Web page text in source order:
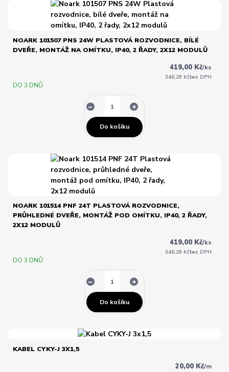
NOARK 101507 PNS 24W PLASTOVÁ ROZVODNICE, BÍLÉ
DVEŘE, MONTÁŽ NA OMÍTKU, IP40, 2 ŘADY, 2X12 MODULŮ
419,00 Kč/ks
346,28 Kčbez DPH
DO 3 DNŮ
Do košíku
NOARK 101514 PNF 24T PLASTOVÁ ROZVODNICE,
PRŮHLEDNÉ DVEŘE, MONTÁŽ POD OMÍTKU, IP40, 2 ŘADY,
2X12 MODULŮ
419,00 Kč/ks
346,28 Kčbez DPH
DO 3 DNŮ
Do košíku
KABEL CYKY-J 3X1,5
20,00 Kč/m